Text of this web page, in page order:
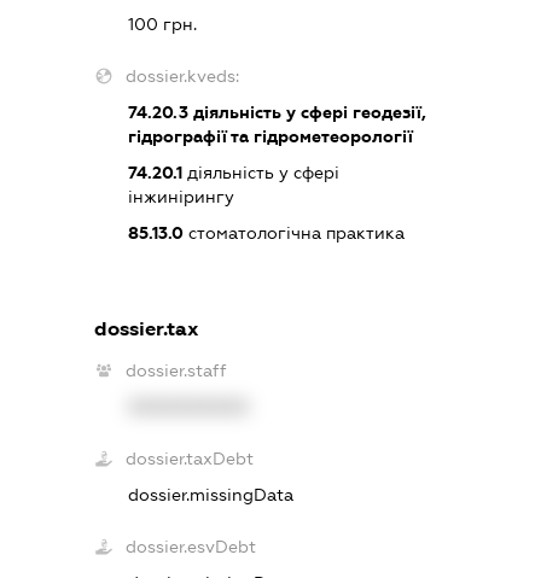
100 грн.
dossier.kveds:
74.20.3 діяльність у сфері геодезії,
гідрографії та гідрометеорології
74.20.1 діяльність у сфері
інжинірингу
85.13.0 стоматологічна практика
dossier.tax
dossier.staff
dossier.taxDebt
dossier.missingData
dossier.esvDebt